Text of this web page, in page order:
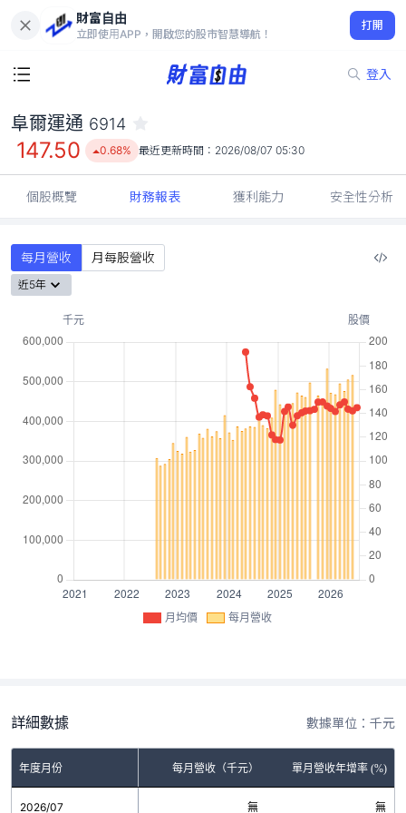
財富自由
立即使用APP，開啟您的股市智慧導航！
打開
登入
147.50
0.68%
阜爾運通 6914
147.50 0.68% 最近更新時間： 2026/08/07 05:30
個股概覽 財務報表 獲利能力 安全性分析
每月營收 月每股營收
近5年
月均價 每月營收
詳細數據 數據單位：千元
年度月份 每月營收（千元） 單月營收年增率 (%)
2026/07 無 無